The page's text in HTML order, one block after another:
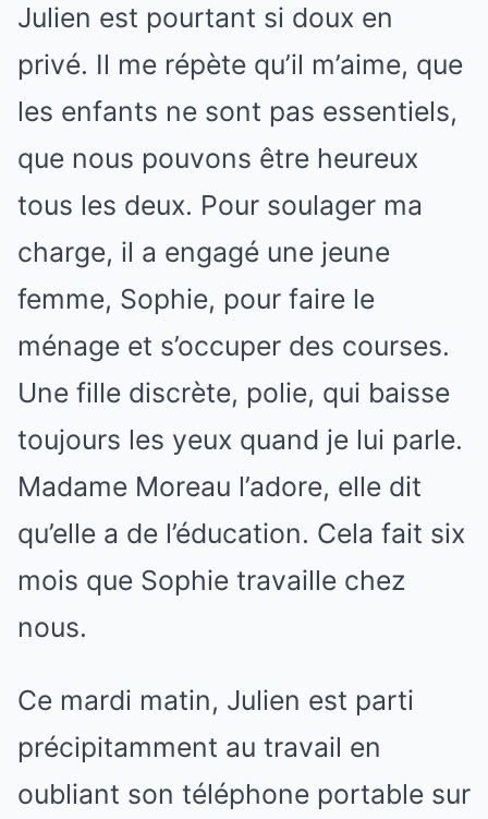
Julien est pourtant si doux en
privé. Il me répète qu’il m’aime, que
les enfants ne sont pas essentiels,
que nous pouvons être heureux
tous les deux. Pour soulager ma
charge, il a engagé une jeune
femme, Sophie, pour faire le
ménage et s’occuper des courses.
Une fille discrète, polie, qui baisse
toujours les yeux quand je lui parle.
Madame Moreau l’adore, elle dit
qu’elle a de l’éducation. Cela fait six
mois que Sophie travaille chez
nous.
Ce mardi matin, Julien est parti
précipitamment au travail en
oubliant son téléphone portable sur